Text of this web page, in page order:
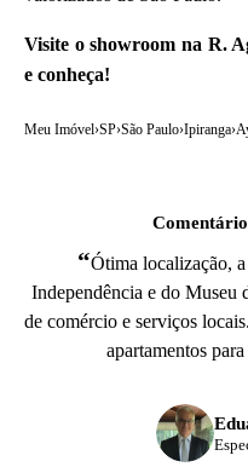
Visite o showroom na R.
e conheça!
Meu Imóvel›SP›São Paulo›Ipiranga›
“Ótima localização,
Independência e do Museu
de comércio e serviços
apartamentos